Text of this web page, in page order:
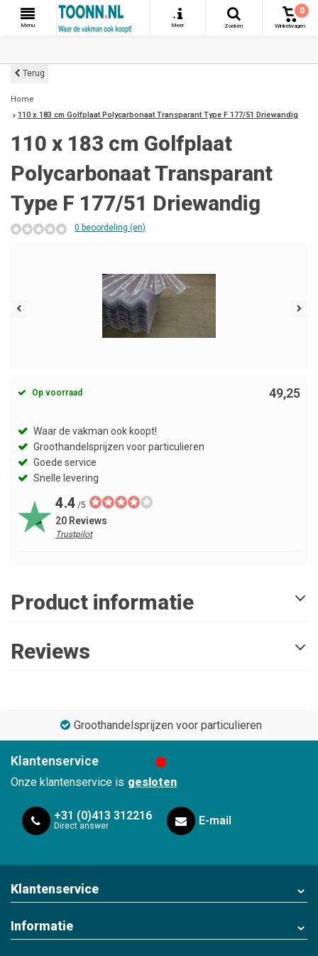
Menu
+
Meer
Zoeken
0
Winkelwagen
Terug
Home
110 x 183 cm Golfplaat Polycarbonaat Transparant Type F 177/51 Driewandig
110 x 183 cm Golfplaat
Polycarbonaat Transparant
Type F 177/51 Driewandig
0 beoordeling (en)
Op voorraad 49,25
Waar de vakman ook koopt!
Groothandelsprijzen voor particulieren
Goede service
Snelle levering
4.4 /5
20 Reviews
Trustpilot
Product informatie
Reviews
Groothandelsprijzen voor particulieren
Klantenservice
Onze klantenservice is gesloten
+31 (0)413 312216
Direct answer E-mail
Klantenservice
Informatie